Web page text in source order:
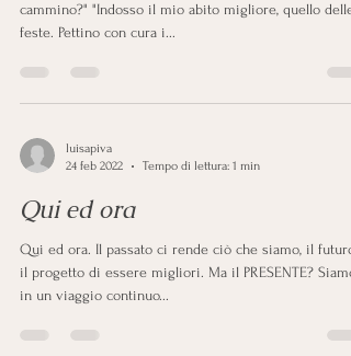
cammino?" "Indosso il mio abito migliore, quello delle
feste. Pettino con cura i...
luisapiva
24 feb 2022
Tempo di lettura: 1 min
Qui ed ora
Qui ed ora. Il passato ci rende ciò che siamo, il futuro
il progetto di essere migliori. Ma il PRESENTE? Siamo
in un viaggio continuo...